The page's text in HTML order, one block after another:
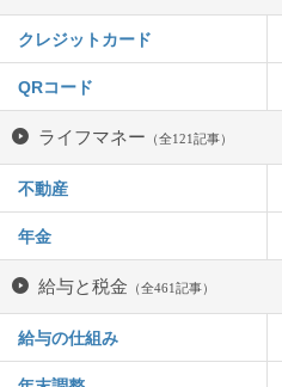
クレジットカード
QRコード
ライフマネー （全121記事）
不動産
年金
給与と税金 （全461記事）
給与の仕組み